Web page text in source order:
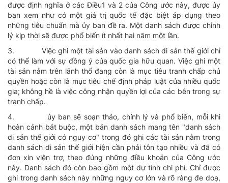
được định nghĩa ở các Ðiều1 và 2 của Công ước này, được ủy
ban xem như có một giá trị quốc tế đặc biệt áp dụng theo
những tiêu chuẩn mà ủy ban đề ra. Một danh sách được chỉnh
lý kịp thời sẽ được phổ biến ít nhất hai năm một lần.
3. Việc ghi một tài sản vào danh sách di sản thế giới chỉ
có thể làm với sự đồng ý của quốc gia hữu quan. Việc ghi một
tài sản nằm trên lãnh thổ đang còn là mục tiêu tranh chấp chủ
quyền hoặc còn là mục tiêu chế định pháp luật của nhiều quốc
gia; không hề là việc công nhận quyền lợi của các bên trong sự
tranh chấp.
4. ủy ban sẽ soạn thảo, chỉnh lý và phổ biến, mỗi khi
hoàn cảnh bắt buộc, một bản danh sách mang tên "danh sách
di sản thế giới có nguy cơ" trong đó ghi các tài sản nằm trong
danh sách di sản thế giới hiện cần phải tôn tạo nhiều và đã có
đơn xin viện trợ, theo đúng những điều khoản của Công ước
này. Danh sách đó còn bao gồm một dự tính chi phí. Chỉ được
ghi trong danh sách này những nguy cơ lớn và rõ ràng đe doạ,